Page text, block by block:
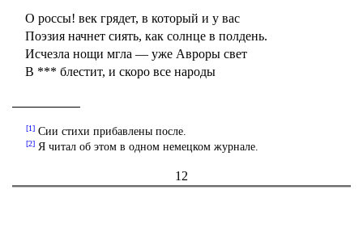
О россы! век грядет, в который и у вас
Поэзия начнет сиять, как солнце в полдень.
Исчезла нощи мгла — уже Авроры свет
В *** блестит, и скоро все народы
[1]Сии стихи прибавлены после.
[2]Я читал об этом в одном немецком журнале.
12